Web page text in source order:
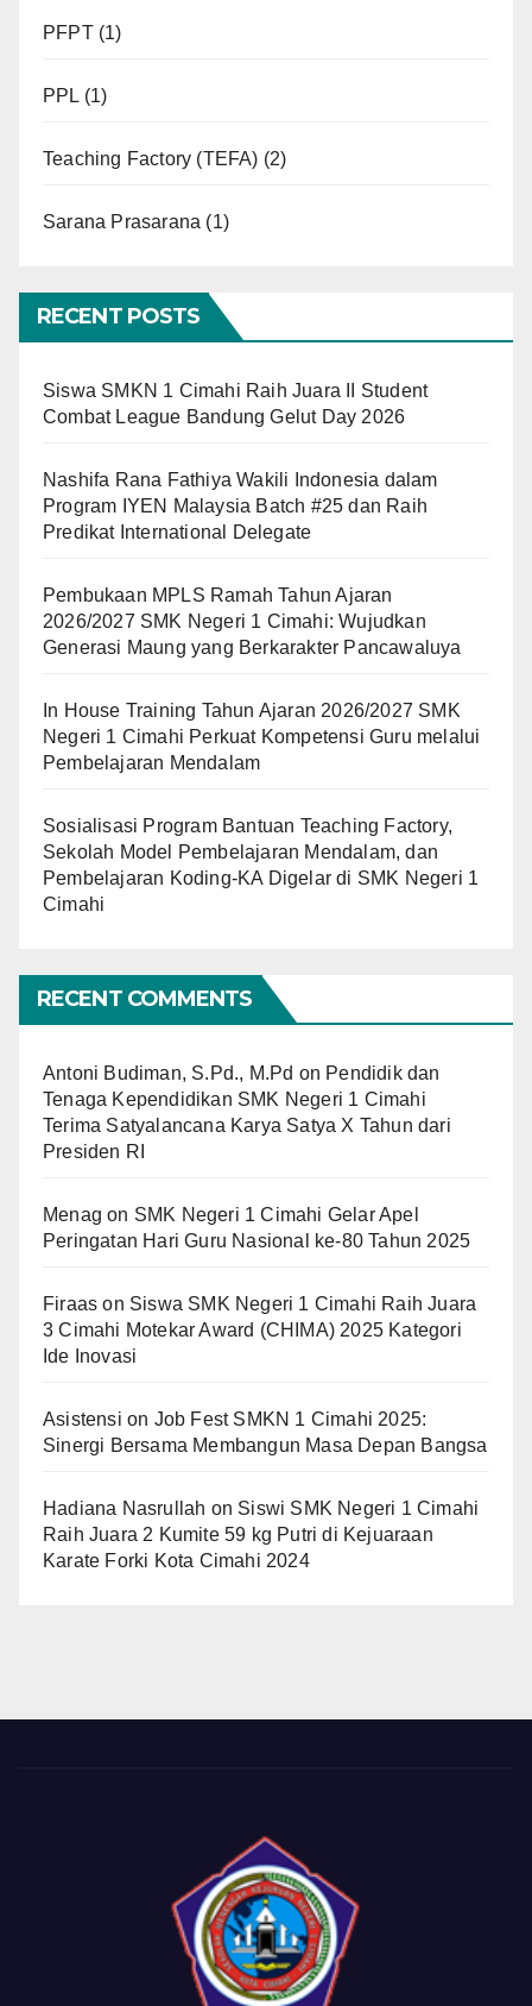
PFPT(1)
PPL (1)
Teaching Factory (TEFA) (2)
Sarana Prasarana (1)
RECENT POSTS
Siswa SMKN 1 Cimahi Raih Juara II Student
Combat League Bandung Gelut Day 2026
Nashifa Rana Fathiya Wakili Indonesia dalam
Program IYEN Malaysia Batch #25 dan Raih
Predikat International Delegate
Pembukaan MPLS Ramah Tahun Ajaran
2026/2027 SMK Negeri 1 Cimahi: Wujudkan
Generasi Maung yang Berkarakter Pancawaluya
In House Training Tahun Ajaran 2026/2027 SMK
Negeri 1 Cimahi Perkuat Kompetensi Guru melalui
Pembelajaran Mendalam
Sosialisasi Program Bantuan Teaching Factory,
Sekolah Model Pembelajaran Mendalam, dan
Pembelajaran Koding-KA Digelar di SMK Negeri 1
Cimahi
RECENT COMMENTS
Antoni Budiman, S.Pd., M.Pd on Pendidik dan
Tenaga Kependidikan SMK Negeri 1 Cimahi
Terima Satyalancana Karya Satya X Tahun dari
Presiden RI
Menag on SMK Negeri 1 Cimahi Gelar Apel
Peringatan Hari Guru Nasional ke-80 Tahun 2025
Firaas on Siswa SMK Negeri 1 Cimahi Raih Juara
3 Cimahi Motekar Award (CHIMA) 2025 Kategori
Ide Inovasi
Asistensi on Job Fest SMKN 1 Cimahi 2025:
Sinergi Bersama Membangun Masa Depan Bangsa
Hadiana Nasrullah on Siswi SMK Negeri 1 Cimahi
Raih Juara 2 Kumite 59 kg Putri di Kejuaraan
Karate Forki Kota Cimahi 2024